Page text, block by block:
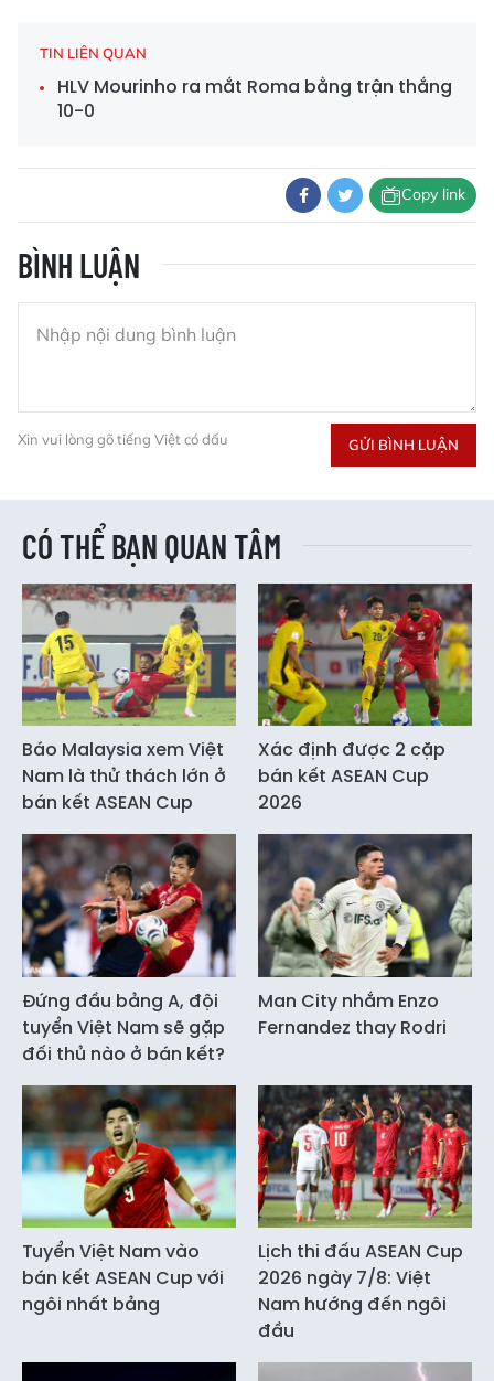
TIN LIÊN QUAN
HLV Mourinho ra mắt Roma bằng trận thắng
10-0
Copy link
BÌNH LUẬN
Xin vui lòng gõ tiếng Việt có dấu GỬI BÌNH LUẬN
CÓ THỂ BẠN QUAN TÂM
Báo Malaysia xem Việt
Nam là thử thách lớn ở
bán kết ASEAN Cup
Xác định được 2 cặp
bán kết ASEAN Cup
2026
Đứng đầu bảng A, đội
tuyển Việt Nam sẽ gặp
đối thủ nào ở bán kết?
Man City nhắm Enzo
Fernandez thay Rodri
Tuyển Việt Nam vào
bán kết ASEAN Cup với
ngôi nhất bảng
Lịch thi đấu ASEAN Cup
2026 ngày 7/8: Việt
Nam hướng đến ngôi
đầu